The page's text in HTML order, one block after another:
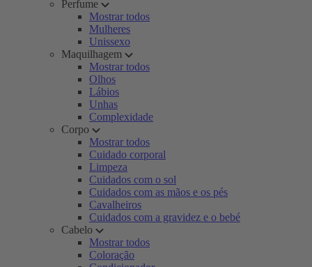
Perfume
Mostrar todos
Mulheres
Unissexo
Maquilhagem
Mostrar todos
Olhos
Lábios
Unhas
Complexidade
Corpo
Mostrar todos
Cuidado corporal
Limpeza
Cuidados com o sol
Cuidados com as mãos e os pés
Cavalheiros
Cuidados com a gravidez e o bebé
Cabelo
Mostrar todos
Coloração